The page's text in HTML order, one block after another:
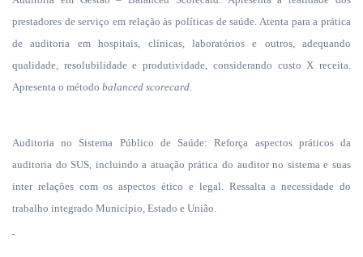
prestadores de serviço em relação às políticas de saúde. Atenta para a prática
de auditoria em hospitais, clínicas, laboratórios e outros, adequando
qualidade, resolubilidade e produtividade, considerando custo X receita.
Apresenta o método balanced scorecard.
Auditoria no Sistema Público de Saúde: Reforça aspectos práticos da
auditoria do SUS, incluindo a atuação prática do auditor no sistema e suas
inter relações com os aspectos ético e legal. Ressalta a necessidade do
trabalho integrado Município, Estado e União.